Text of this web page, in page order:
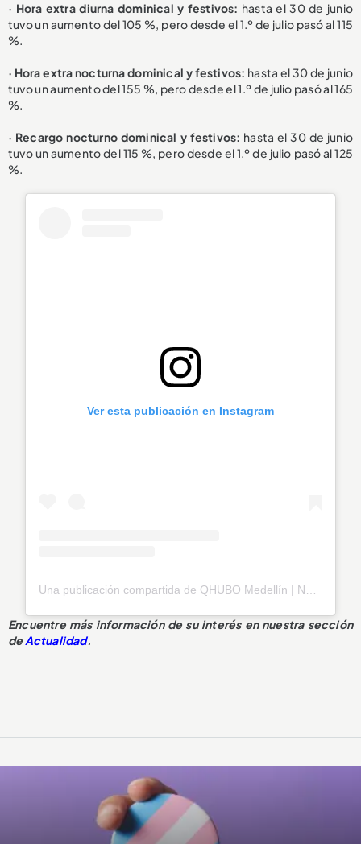
· Hora extra diurna dominical y festivos: hasta el 30 de junio
tuvo un aumento del 105 %, pero desde el 1.º de julio pasó al 115
%.
· Hora extra nocturna dominical y festivos: hasta el 30 de junio
tuvo un aumento del 155 %, pero desde el 1.º de julio pasó al 165
%.
· Recargo nocturno dominical y festivos: hasta el 30 de junio
tuvo un aumento del 115 %, pero desde el 1.º de julio pasó al 125
%.
Ver esta publicación en Instagram
Encuentre más información de su interés en nuestra sección
deActualidad.